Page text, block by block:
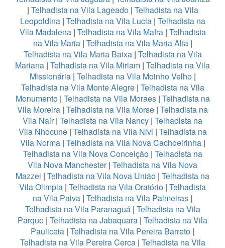
| Telhadista na Vila Lageado| Telhadista na Vila
Leopoldina| Telhadista na Vila Lucia| Telhadista na
Vila Madalena| Telhadista na Vila Mafra | Telhadista
na Vila Maria| Telhadista na Vila Maria Alta|
Telhadista na Vila Maria Baixa| Telhadista na Vila
Mariana | Telhadista na Vila Miriam | Telhadista na Vila
Missionária| Telhadista na Vila Moinho Velho|
Telhadista na Vila Monte Alegre| Telhadista na Vila
Monumento| Telhadista na Vila Moraes| Telhadista na
Vila Moreira | Telhadista na Vila Morse | Telhadista na
Vila Nair| Telhadista na Vila Nancy | Telhadista na
Vila Nhocune| Telhadista na Vila Nivi | Telhadista na
Vila Norma| Telhadista na Vila Nova Cachoeirinha|
Telhadista na Vila Nova Conceição| Telhadista na
Vila Nova Manchester| Telhadista na Vila Nova
Mazzei | Telhadista na Vila Nova União | Telhadista na
Vila Olimpia | Telhadista na Vila Oratório | Telhadista
na Vila Paiva | Telhadista na Vila Palmeiras |
Telhadista na Vila Paranaguá| Telhadista na Vila
Parque | Telhadista na Jabaquara | Telhadista na Vila
Pauliceia | Telhadista na Vila Pereira Barreto |
Telhadista na Vila Pereira Cerca| Telhadista na Vila